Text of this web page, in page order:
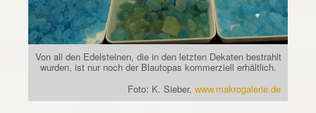
Von all den Edelsteinen, die in den letzten Dekaten bestrahlt
wurden, ist nur noch der Blautopas kommerziell erhältlich.
Foto: K. Sieber, www.makrogalerie.de